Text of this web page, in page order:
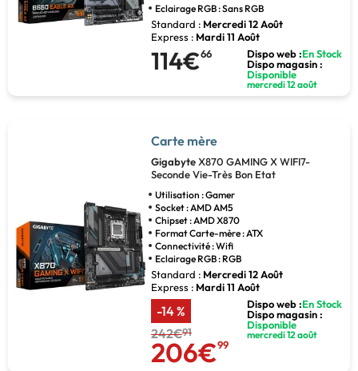
Eclairage RGB : Sans RGB
Standard : Mercredi 12 Août
Express : Mardi 11 Août
114€66 Dispo web :En Stock
Dispo magasin :
Disponible
mercredi 12 août
Carte mère
GigabyteX870 GAMING X WIFI7-
Seconde Vie-Très Bon Etat
Utilisation : Gamer
Socket : AMD AM5
Chipset : AMD X870
Format Carte-mère : ATX
Connectivité : Wifi
Eclairage RGB : RGB
Standard : Mercredi 12 Août
Express : Mardi 11 Août
-14 %
242€91
206€99
Dispo web :En Stock
Dispo magasin :
Disponible
mercredi 12 août